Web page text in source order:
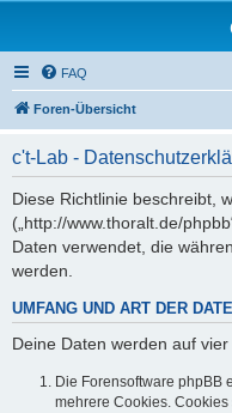
FAQ
Foren-Übersicht
c't-Lab -
Diese Richtlinie beschreibt,
(„http://www.thoralt.de/
Daten verwendet, die
werden.
UMFANG UND ART DER
Deine Daten werden auf
Die Forensoftware phpBB
mehrere Cookies.